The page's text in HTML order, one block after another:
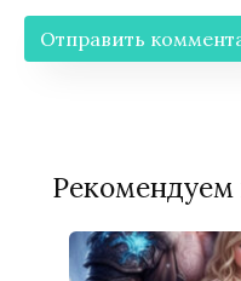
Рекомендуем